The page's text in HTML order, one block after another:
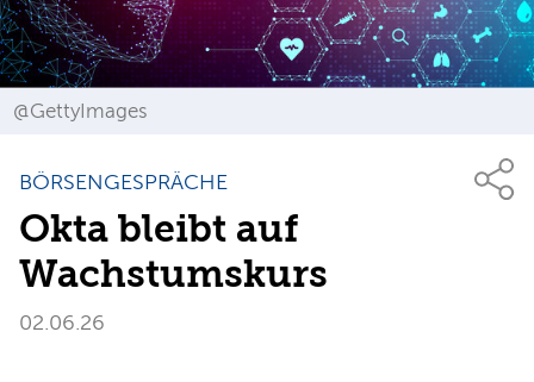
@GettyImages
BÖRSENGESPRÄCHE
Okta bleibt auf
Wachstumskurs
02.06.26
Anmelden